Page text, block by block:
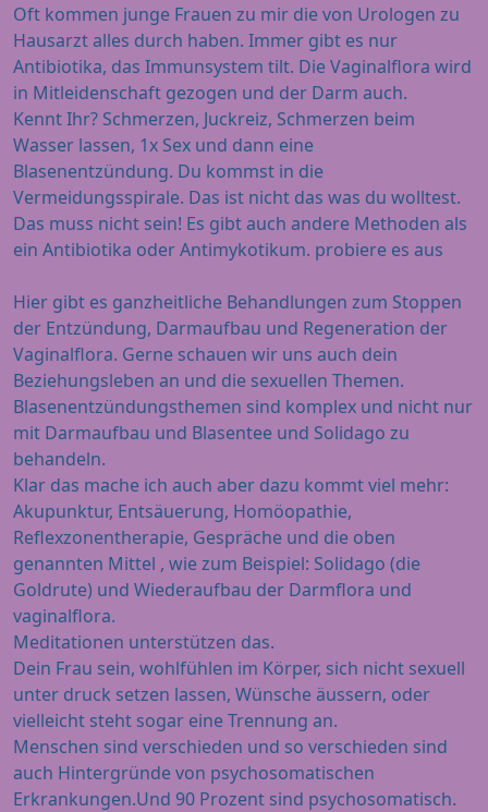
Oft kommen junge Frauen zu mir die von Urologen zu
Hausarzt alles durch haben. Immer gibt es nur
Antibiotika, das Immunsystem tilt. Die Vaginalflora wird
in Mitleidenschaft gezogen und der Darm auch.
Kennt Ihr? Schmerzen, Juckreiz, Schmerzen beim
Wasser lassen, 1x Sex und dann eine
Blasenentzündung. Du kommst in die
Vermeidungsspirale. Das ist nicht das was du wolltest.
Das muss nicht sein! Es gibt auch andere Methoden als
ein Antibiotika oder Antimykotikum. probiere es aus
Hier gibt es ganzheitliche Behandlungen zum Stoppen
der Entzündung, Darmaufbau und Regeneration der
Vaginalflora. Gerne schauen wir uns auch dein
Beziehungsleben an und die sexuellen Themen.
Blasenentzündungsthemen sind komplex und nicht nur
mit Darmaufbau und Blasentee und Solidago zu
behandeln.
Klar das mache ich auch aber dazu kommt viel mehr:
Akupunktur, Entsäuerung, Homöopathie,
Reflexzonentherapie, Gespräche und die oben
genannten Mittel , wie zum Beispiel: Solidago (die
Goldrute) und Wiederaufbau der Darmflora und
vaginalflora.
Meditationen unterstützen das.
Dein Frau sein, wohlfühlen im Körper, sich nicht sexuell
unter druck setzen lassen, Wünsche äussern, oder
vielleicht steht sogar eine Trennung an.
Menschen sind verschieden und so verschieden sind
auch Hintergründe von psychosomatischen
Erkrankungen.Und 90 Prozent sind psychosomatisch.